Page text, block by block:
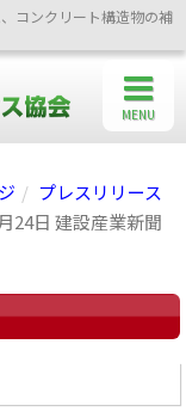
コンクリート構造物の補
プレスリリース
24日 建設産業新聞
MENU